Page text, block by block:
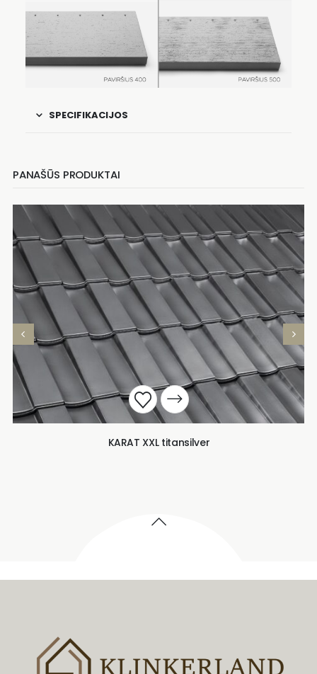
SPECIFIKACIJOS
PANAŠŪS PRODUKTAI
KARAT XXL titansilver